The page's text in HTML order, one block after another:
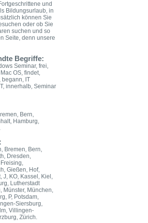
und
Bildungsurlaub, in
können Sie
oder ob Sie
suchen und so
Seite, denn unsere
Begriffe:
Seminar, frei,
OS, findet,
begann, IT
innerhalb, Seminar
Bern,
Hamburg,
Bremen, Bern,
Dresden,
Gießen, Hof,
J, KO, Kassel, Kiel,
Lutherstadt
Münster, München,
P, Potsdam,
Siersburg,
Villingen-
Zürich.